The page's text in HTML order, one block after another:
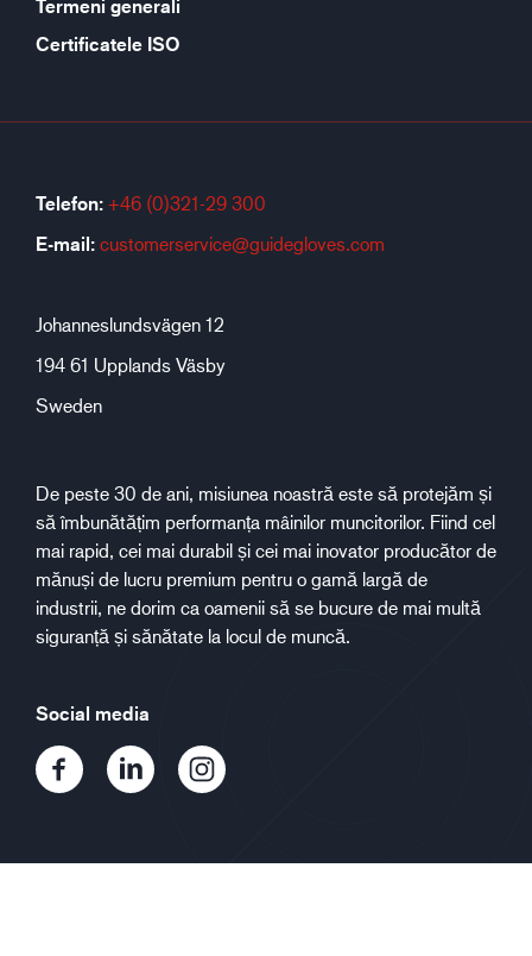
Termeni generali
Certificatele ISO
Telefon: +46 (0)321-29 300
E-mail: customerservice@guidegloves.com
Johanneslundsvägen 12
194 61 Upplands Väsby
Sweden
De peste 30 de ani, misiunea noastră este să protejăm și
să îmbunătățim performanța mâinilor muncitorilor. Fiind cel
mai rapid, cei mai durabil și cei mai inovator producător de
mănuși de lucru premium pentru o gamă largă de
industrii, ne dorim ca oamenii să se bucure de mai multă
siguranță și sănătate la locul de muncă.
Social media